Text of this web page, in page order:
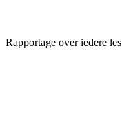
Rapportage over iedere les